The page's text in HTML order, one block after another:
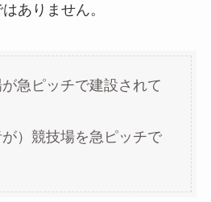
ありません。
が急ピッチで建設されて
が）競技場を急ピッチで